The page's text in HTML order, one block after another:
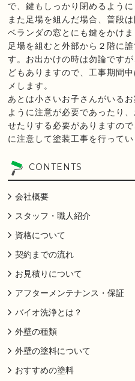
で、鍵もしっかり閉めるように
また足場を組んだ場合、普段
ベランダの窓とにも鍵をかけ
足場を組むと外部から２階に
す。お出かけの時は勿論です
どもありますので、工事期間
メします。
あとは小さいお子さんがいる
ように注意が必要であったり
せたりする必要がありますの
に注意して塗装工事を行ってい
CONTENTS
会社概要
スタッフ・職人紹介
資格について
契約までの流れ
お見積りについて
アフターメンテナンス・保証
バイオ洗浄とは？
外壁の種類
外壁の塗料について
おすすめの塗料